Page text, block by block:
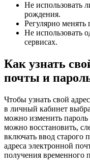
Не использовать
рождения.
Регулярно менять
Не использовать
сервисах.
Как узнать
почты и
Чтобы узнать свой
в личный кабинет
можно изменить
можно восстановить,
включать ввод старого
адреса электронной
получения временного